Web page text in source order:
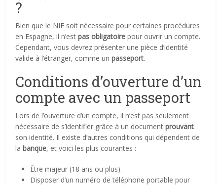
?
Bien que le NIE soit nécessaire pour certaines procédures
en Espagne, il n’estpas obligatoire pour ouvrir un compte.
Cependant, vous devrez présenter une pièce d’identité
valide à l’étranger, comme unpasseport.
Conditions d’ouverture d’un
compte avec un passeport
Lors de l’ouverture d’un compte, il n’est pas seulement
nécessaire de s’identifier grâce à un documentprouvant
son identité. Il existe d’autres conditions qui dépendent de
labanque, et voici les plus courantes :
Être majeur (18 ans ou plus).
Disposer d’un numéro de téléphone portable pour